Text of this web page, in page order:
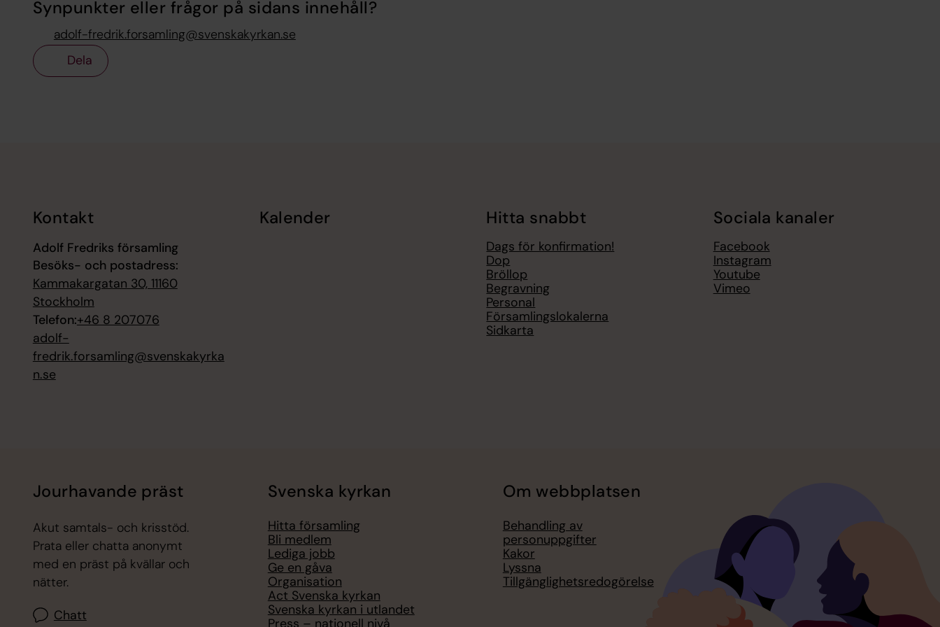
Synpunkter eller frågor på sidans innehåll?
adolf-fredrik.forsamling@svenskakyrkan.se
Dela
Kontakt
Adolf Fredriks församling
Besöks- och postadress:
Kammakargatan 30, 11160
Stockholm
Telefon:+46 8 207076
adolf-
fredrik.forsamling@svenskakyrka
n.se
Kalender Hitta snabbt
Dags för konfirmation!
Dop
Bröllop
Begravning
Personal
Församlingslokalerna
Sidkarta
Sociala kanaler
Facebook
Instagram
Youtube
Vimeo
Jourhavande präst
Akut samtals- och krisstöd.
Prata eller chatta anonymt
med en präst på kvällar och
nätter.
Chatt
Svenska kyrkan
Hitta församling
Bli medlem
Lediga jobb
Ge en gåva
Organisation
Act Svenska kyrkan
Svenska kyrkan i utlandet
Press – nationell nivå
Om webbplatsen
Behandling av
personuppgifter
Kakor
Lyssna
Tillgänglighetsredogörelse